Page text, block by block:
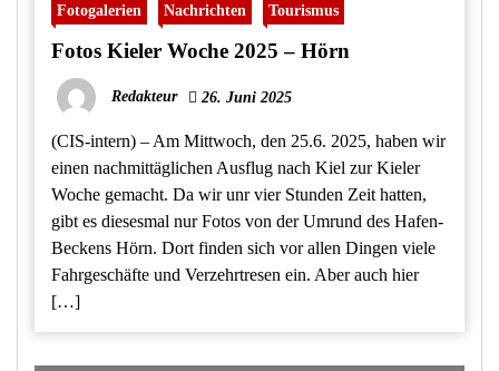
Fotogalerien Nachrichten Tourismus
Fotos Kieler Woche 2025 – Hörn
Redakteur 26. Juni 2025
(CIS-intern) – Am Mittwoch, den 25.6. 2025, haben wir
einen nachmittäglichen Ausflug nach Kiel zur Kieler
Woche gemacht. Da wir unr vier Stunden Zeit hatten,
gibt es diesesmal nur Fotos von der Umrund des Hafen-
Beckens Hörn. Dort finden sich vor allen Dingen viele
Fahrgeschäfte und Verzehrtresen ein. Aber auch hier
[…]